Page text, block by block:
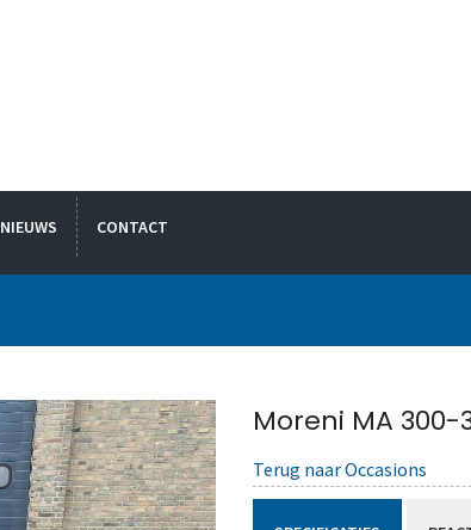
NIEUWS CONTACT
Moreni MA
Terug naar Occasions